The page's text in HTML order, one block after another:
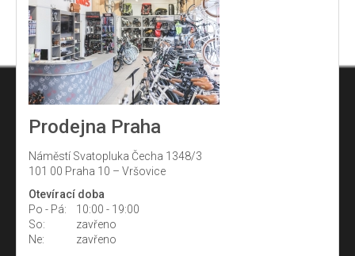
Prodejna Praha
Náměstí Svatopluka Čecha 1348/3
101 00 Praha 10 – Vršovice
Otevírací doba
Po - Pá:
10:00 - 19:00
So:
zavřeno
Ne:
zavřeno